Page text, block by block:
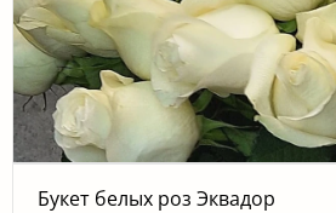
Букет белых роз Эквадор